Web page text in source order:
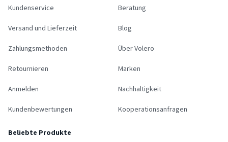
Kundenservice
Versand und Lieferzeit
Zahlungsmethoden
Retournieren
Anmelden
Kundenbewertungen
Beratung
Blog
Über Volero
Marken
Nachhaltigkeit
Kooperationsanfragen
Beliebte Produkte